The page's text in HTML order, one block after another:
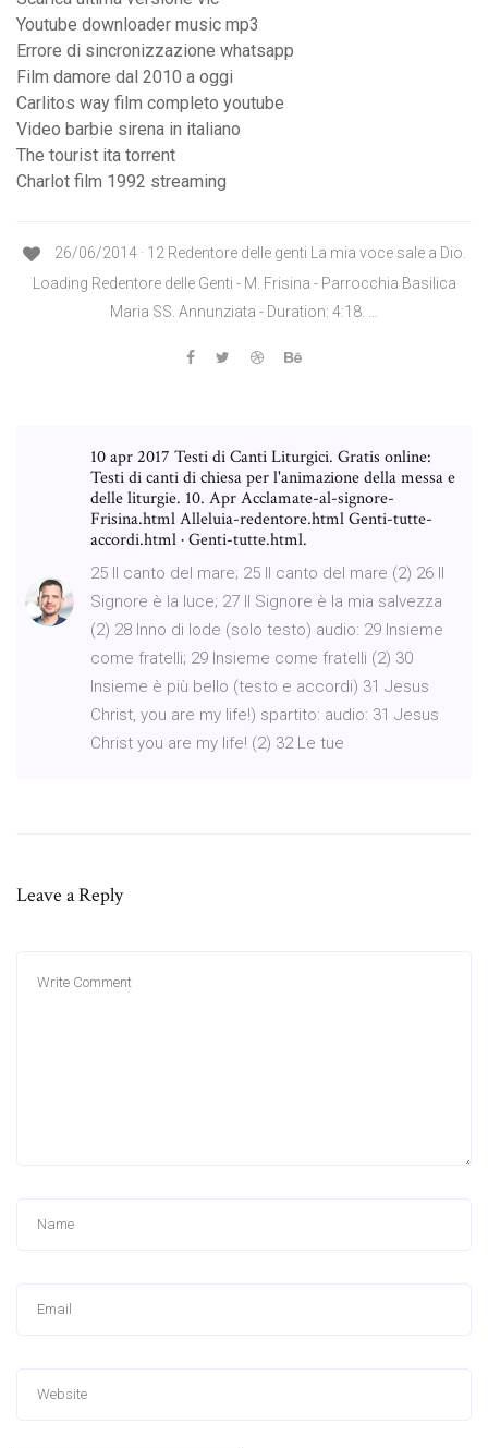
Youtube downloader music mp3
Errore di sincronizzazione whatsapp
Film damore dal 2010 a oggi
Carlitos way film completo youtube
Video barbie sirena in italiano
The tourist ita torrent
Charlot film 1992 streaming
26/06/2014 · 12 Redentore delle genti La mia voce sale a Dio.
Loading Redentore delle Genti - M. Frisina - Parrocchia Basilica
Maria SS. Annunziata - Duration: 4:18. …
10 apr 2017 Testi di Canti Liturgici. Gratis online:
Testi di canti di chiesa per l'animazione della messa e
delle liturgie. 10. Apr Acclamate-al-signore-
Frisina.html Alleluia-redentore.html Genti-tutte-
accordi.html · Genti-tutte.html.
25 Il canto del mare; 25 Il canto del mare (2) 26 Il
Signore è la luce; 27 Il Signore è la mia salvezza
(2) 28 Inno di lode (solo testo) audio: 29 Insieme
come fratelli; 29 Insieme come fratelli (2) 30
Insieme è più bello (testo e accordi) 31 Jesus
Christ, you are my life!) spartito: audio: 31 Jesus
Christ you are my life! (2) 32 Le tue
Leave a Reply